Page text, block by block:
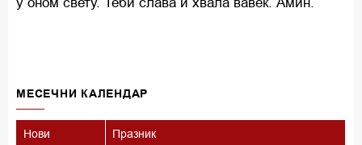
у оном свету. Теби слава и хвала вавек. Амин.
MECEЧНИ КАЛЕНДАР
Нови Празник